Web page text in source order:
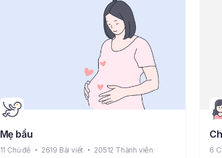
Mẹ bầu
11 Chủ đề 2619 Bài viết 20512 Thành viên 6